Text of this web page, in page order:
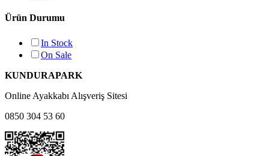
Ürün Durumu
In Stock
On Sale
KUNDURAPARK
Online Ayakkabı Alışveriş Sitesi
0850 304 53 60